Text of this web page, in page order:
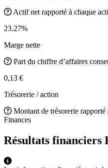
Actif net rapporté à chaque
23.27%
Marge nette
Part du chiffre d’affaires
0,13 €
Trésorerie / action
Montant de trésorerie rapporté
Finances
Résultats financiers